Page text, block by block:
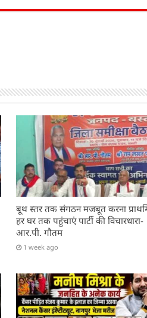
बूथ स्तर तक संगठन मजबूत करना
हर घर तक पहुंचाएं पार्टी की विचारधारा-
आर.पी. गौतम
1 week ago